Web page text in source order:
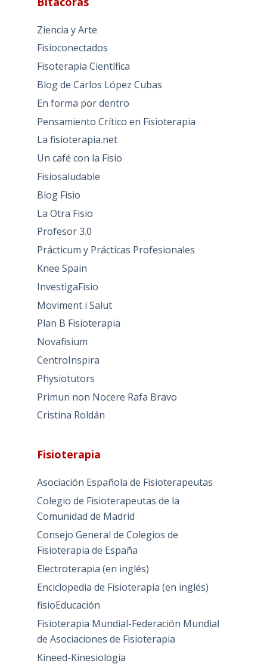
Ziencia y Arte
Fisioconectados
Fisoterapia Científica
Blog de Carlos López Cubas
En forma por dentro
Pensamiento Crítico en Fisioterapia
La fisioterapia.net
Un café con la Fisio
Fisiosaludable
Blog Fisio
La Otra Fisio
Profesor 3.0
Prácticum y Prácticas Profesionales
Knee Spain
InvestigaFisio
Moviment i Salut
Plan B Fisioterapia
Novafisium
CentroInspira
Physiotutors
Primun non Nocere Rafa Bravo
Cristina Roldán
Fisioterapia
Asociación Española de Fisioterapeutas
Colegio de Fisioterapeutas de la
Comunidad de Madrid
Consejo General de Colegios de
Fisioterapia de España
Electroterapia (en inglés)
Enciclopedia de Fisioterapia (en inglés)
fisioEducación
Fisioterapia Mundial-Federación Mundial
de Asociaciones de Fisioterapia
Kineed-Kinesiología